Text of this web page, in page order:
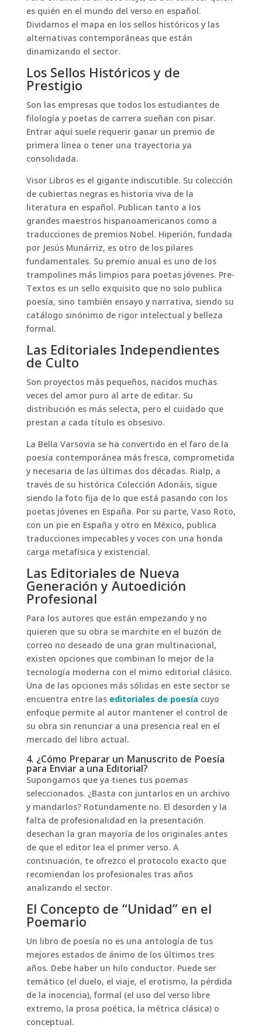
es quién en el mundo del verso en español.
Dividamos el mapa en los sellos históricos y las
alternativas contemporáneas que están
dinamizando el sector.
Los Sellos Históricos y de
Prestigio
Son las empresas que todos los estudiantes de
filología y poetas de carrera sueñan con pisar.
Entrar aquí suele requerir ganar un premio de
primera línea o tener una trayectoria ya
consolidada.
Visor Libros es el gigante indiscutible. Su colección
de cubiertas negras es historia viva de la
literatura en español. Publican tanto a los
grandes maestros hispanoamericanos como a
traducciones de premios Nobel. Hiperión, fundada
por Jesús Munárriz, es otro de los pilares
fundamentales. Su premio anual es uno de los
trampolines más limpios para poetas jóvenes. Pre-
Textos es un sello exquisito que no solo publica
poesía, sino también ensayo y narrativa, siendo su
catálogo sinónimo de rigor intelectual y belleza
formal.
Las Editoriales Independientes
de Culto
Son proyectos más pequeños, nacidos muchas
veces del amor puro al arte de editar. Su
distribución es más selecta, pero el cuidado que
prestan a cada título es obsesivo.
La Bella Varsovia se ha convertido en el faro de la
poesía contemporánea más fresca, comprometida
y necesaria de las últimas dos décadas. Rialp, a
través de su histórica Colección Adonáis, sigue
siendo la foto fija de lo que está pasando con los
poetas jóvenes en España. Por su parte, Vaso Roto,
con un pie en España y otro en México, publica
traducciones impecables y voces con una honda
carga metafísica y existencial.
Las Editoriales de Nueva
Generación y Autoedición
Profesional
Para los autores que están empezando y no
quieren que su obra se marchite en el buzón de
correo no deseado de una gran multinacional,
existen opciones que combinan lo mejor de la
tecnología moderna con el mimo editorial clásico.
Una de las opciones más sólidas en este sector se
encuentra entre laseditoriales de poesíacuyo
enfoque permite al autor mantener el control de
su obra sin renunciar a una presencia real en el
mercado del libro actual.
4. ¿Cómo Preparar un Manuscrito de Poesía
para Enviar a una Editorial?
Supongamos que ya tienes tus poemas
seleccionados. ¿Basta con juntarlos en un archivo
y mandarlos? Rotundamente no. El desorden y la
falta de profesionalidad en la presentación
desechan la gran mayoría de los originales antes
de que el editor lea el primer verso. A
continuación, te ofrezco el protocolo exacto que
recomiendan los profesionales tras años
analizando el sector.
El Concepto de “Unidad” en el
Poemario
Un libro de poesía no es una antología de tus
mejores estados de ánimo de los últimos tres
años. Debe haber un hilo conductor. Puede ser
temático (el duelo, el viaje, el erotismo, la pérdida
de la inocencia), formal (el uso del verso libre
extremo, la prosa poética, la métrica clásica) o
conceptual.